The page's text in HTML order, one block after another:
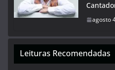
agosto
Leituras Recomendadas